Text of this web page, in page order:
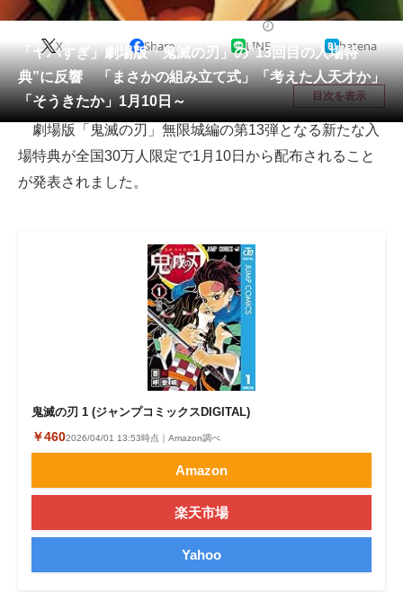
動物 リサーチ
会員記事
メディア
注目記事を集めた総合ページ
ITの今と未来を見通す
進化するPCとデバイスの未来
好きが集まる 比べて選べる
ビジネスと働き方のヒント
AI活用のいまが分かる
経営リーダーのコミュニティ
マーケ×ITの今がよく分かる
ITエンジニア向け専門サイト
企業向けIT製品の総合サイト
「ヤバすぎ」劇場版「鬼滅の刃」の“13回目の入場特
典”に反響 「まさかの組み立て式」「考えた人天才か」
「そうきたか」1月10日～
X Share LINE hatena
目次を表示
劇場版「鬼滅の刃」無限城編の第13弾となる新たな入
場特典が全国30万人限定で1月10日から配布されること
が発表されました。
鬼滅の刃 1 (ジャンプコミックスDIGITAL)
￥4602026/04/01 13:53時点｜Amazon調べ
Amazon
楽天市場
Yahoo